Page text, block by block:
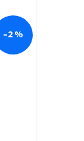
–2 %